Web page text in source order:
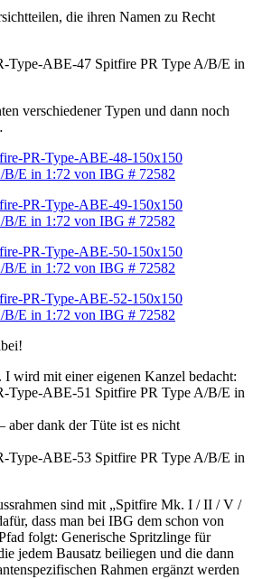
die ihren Namen zu Recht
verschiedener Typen und dann noch
wird mit einer eigenen Kanzel bedacht:
aber dank der Tüte ist es nicht
sind mit „Spitfire Mk. I / II / V /
dass man bei IBG dem schon von
folgt: Generische Spritzlinge für
jedem Bausatz beiliegen und die dann
Rahmen ergänzt werden